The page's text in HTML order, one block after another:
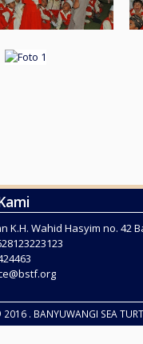
K.H. Wahid Hasyim no. 42
2016 . BANYUWANGI SEA